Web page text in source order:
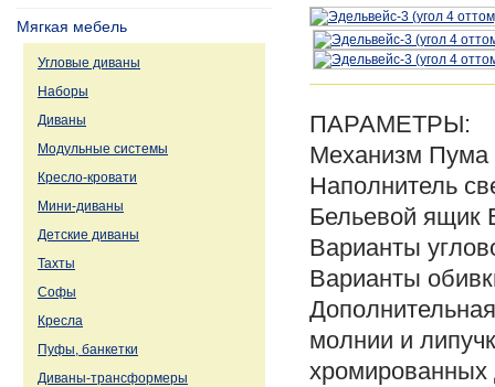
Мягкая мебель
Угловые диваны
Наборы
Диваны
Модульные системы
Кресло-кровати
Мини-диваны
Детские диваны
Тахты
Софы
Кресла
Пуфы, банкетки
Диваны-трансформеры
ПАРАМЕТРЫ:
Механизм Пума
Наполнитель
Бельевой ящик
Варианты
Варианты
молнии и
хромированных